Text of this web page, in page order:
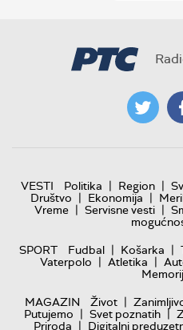
VESTI Politika | Region |
Društvo | Ekonomija |
Vreme | Servisne vesti |
SPORT
Fudbal | Košarka |
Vaterpolo | Atletika |
MAGAZIN
Život |
Putujemo | Svet poznatih |
Priroda | Digitalni